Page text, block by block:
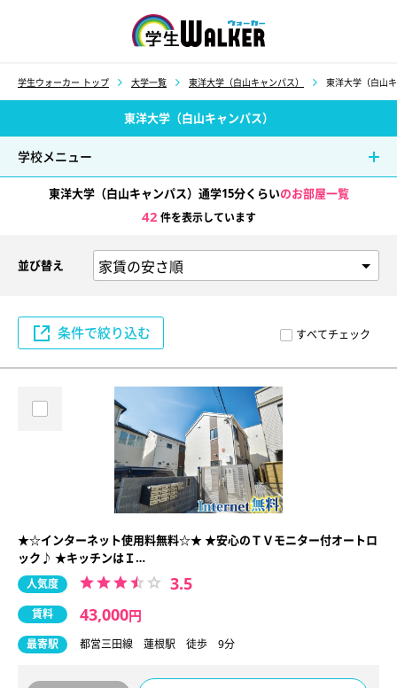
学生ウォーカー トップ 大学一覧 東洋大学（白山キャンパス） 東洋大学（白山
東洋大学（白山キャンパス）
学校メニュー
東洋大学（白山キャンパス）通学15分くらいのお部屋一覧
42 件を表示しています
すべてチェック
並び替え
条件で絞り込む
★☆インターネット使用料無料☆★ ★安心のＴＶモニター付オートロ
ック♪ ★キッチンはＩ…
人気度 3.5
賃料 43,000円
最寄駅 都営三田線 蓮根駅 徒歩 9分